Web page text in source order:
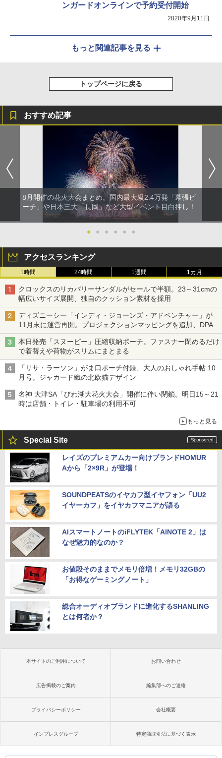
ンガードオンラインで予約受付開始
2020年9月11日
もっと関連記事を見る
トップページに戻る
おすすめ記事
8月開催の花火大会まとめ。国内最大級2.4万発「幕張ビ
ーチ」や日本三大「長岡」など大型イベント目白押し！
● ● ● ● ● ●
アクセスランキング
1時間 24時間 1週間 1カ月
クロックスのリカバリーサンダルがセールで半額。23～31cmの
幅広いサイズ展開、独自のクッション素材を採用
ディズニーシー「インディ・ジョーンズ・アドベンチャー」が
11月末に運営再開。プロジェクションマッピングを追加、DPA
は1500円
本日発売「スヌーピー」圧縮収納ポーチ。ファスナー閉めるだけ
で着替えや荷物がスリムにまとまる
「リサ・ラーソン」がま口ポーチ付録、大人のおしゃれ手帖 10
月号。ジャカード織の北欧猫デザイン
名神 大津SA「びわ湖大花火大会」開催に伴い閉鎖。明日15～21
時は店舗・トイレ・駐車場の利用不可
もっと見る
Special Site
レイズのプレミアムカー向けブランドHOMUR
Aから「2×9R」が登場！
SOUNDPEATSのイヤカフ型イヤフォン「UU2
イヤーカフ」をイヤカフマニアが語る
AIスマートノートのiFLYTEK「AINOTE 2」は
なぜ魅力的なのか？
お値段そのままでメモリ倍増！メモリ32GBの
「お得なゲーミングノート」
総合オーディオブランドに進化するSHANLING
とは何者か？
本サイトのご利用について お問い合わせ
広告掲載のご案内 編集部へのご連絡
プライバシーポリシー 会社概要
インプレスグループ 特定商取引法に基づく表示